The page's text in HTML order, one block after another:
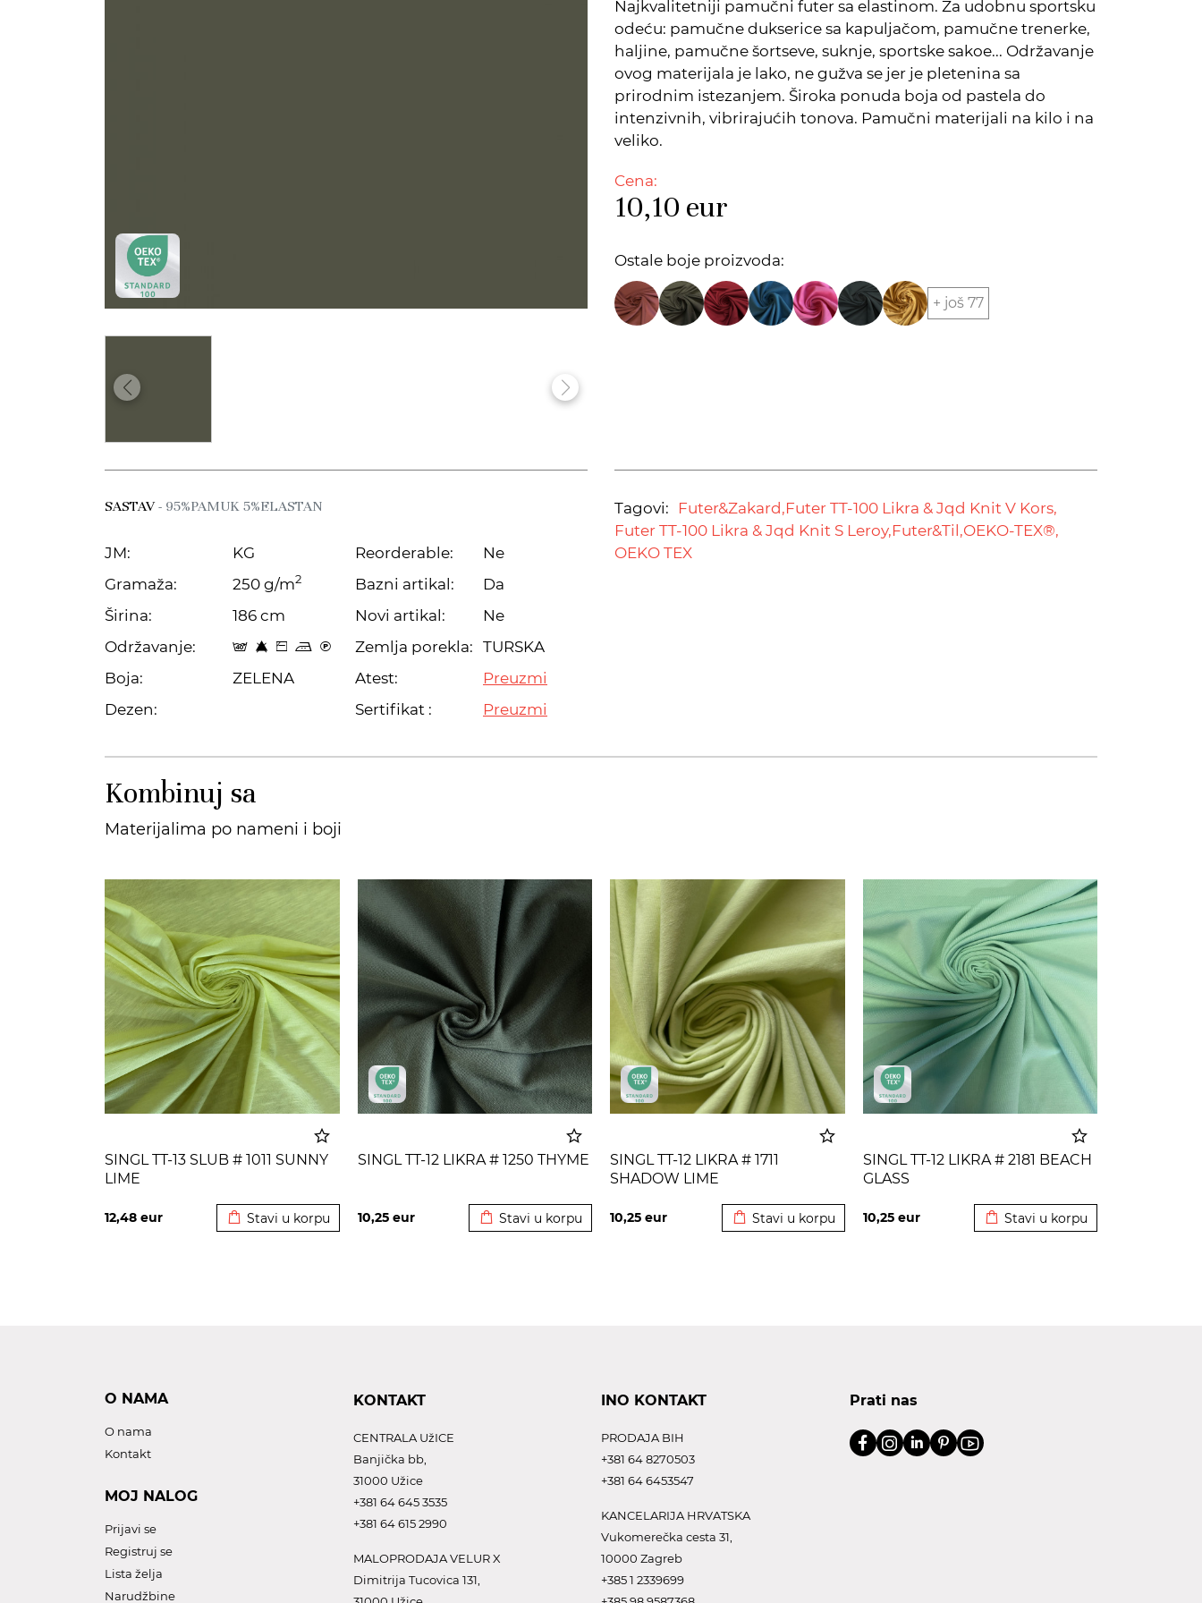
Najkvalitetniji pamučni futer sa elastinom. Za udobnu sportsku
odeću: pamučne dukserice sa kapuljačom, pamučne trenerke,
haljine, pamučne šortseve, suknje, sportske sakoe... Održavanje
ovog materijala je lako, ne gužva se jer je pletenina sa
prirodnim istezanjem. Široka ponuda boja od pastela do
intenzivnih, vibrirajućih tonova. Pamučni materijali na kilo i na
veliko.
Cena:
10,10 eur
Ostale boje proizvoda:
+ još 77
SASTAV- 95%PAMUK 5%ELASTAN
JM:
KG
Gramaža:
250 g/m2
Širina:
186 cm
Održavanje:
t 8 Z p C
Boja:
ZELENA
Dezen:
Reorderable:
Ne
Bazni artikal:
Da
Novi artikal:
Ne
Zemlja porekla: TURSKA
Atest:
Preuzmi
Sertifikat :
Preuzmi
Tagovi: Futer&Zakard,Futer TT-100 Likra & Jqd Knit V Kors,
Futer TT-100 Likra & Jqd Knit S Leroy,Futer&Til,OEKO-TEX®,
OEKO TEX
Kombinuj sa
Materijalima po nameni i boji
SINGL TT-13 SLUB # 1011 SUNNY
LIME
12,48 eur Stavi u korpu
SINGL TT-12 LIKRA # 1250 THYME
10,25 eur Stavi u korpu
SINGL TT-12 LIKRA # 1711
SHADOW LIME
10,25 eur Stavi u korpu
SINGL TT-12 LIKRA # 2181 BEACH
GLASS
10,25 eur Stavi u korpu
O NAMA
O nama
Kontakt
MOJ NALOG
Prijavi se
Registruj se
Lista želja
Narudžbine
KONTAKT
CENTRALA UžICE
Banjička bb,
31000 Užice
+381 64 645 3535
+381 64 615 2990
MALOPRODAJA VELUR X
Dimitrija Tucovica 131,
INO KONTAKT
PRODAJA BIH
+381 64 8270503
+381 64 6453547
KANCELARIJA HRVATSKA
Vukomerečka cesta 31,
10000 Zagreb
+385 1 2339699
Prati nas